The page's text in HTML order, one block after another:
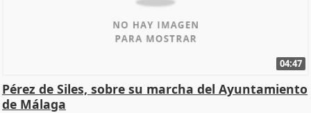
04:47
Pérez de Siles, sobre su marcha del Ayuntamiento
de Málaga